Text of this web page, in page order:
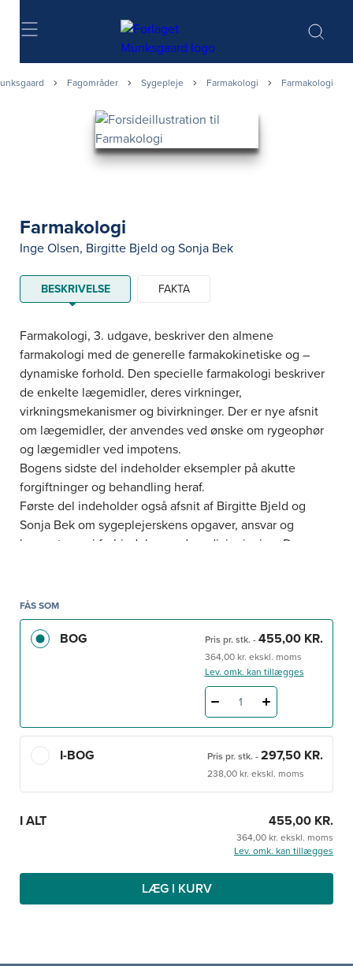
Søg
Fagområder Sygepleje Farmakologi Farmakologi
Farmakologi
Inge Olsen, Birgitte Bjeld og Sonja Bek
BESKRIVELSE FAKTA
Farmakologi, 3. udgave, beskriver den almene
farmakologi med de generelle farmakokinetiske og –
dynamiske forhold. Den specielle farmakologi beskriver
de enkelte lægemidler, deres virkninger,
virkningsmekanismer og bivirkninger. Der er nye afsnit
om lægemidler, der anvendes ved ønske om rygeophør
og lægemidler ved impotens.
Bogens sidste del indeholder eksempler på akutte
forgiftninger og behandling heraf.
Første del indeholder også afsnit af Birgitte Bjeld og
Sonja Bek om sygeplejerskens opgaver, ansvar og
kompetence i forbindelse med medicingivning. Der er
afsnit om Elektronisk Patientmedicinering (EPM),
fejlmedicinering, utilsigtede hændelser og den
tilhørende rapporteringspligt, den personlige
elektroniske medicinprofil (PEM) samt dosisdispensering.
Bogen henvender sig primært til sygeplejestuderende,
farmakonomelever, jordemoderstuderende og
radiografstuderende kan også få stort udbytte af den.
Desuden kan bogen anvendes som en nyttig opslagsbog
FÅS SOM
BOG Pris pr. stk. - 455,00 KR.
364,00 kr. ekskl. moms
Lev. omk. kan tillægges
1
I-BOG Pris pr. stk. - 297,50 KR.
238,00 kr. ekskl. moms
I ALT 455,00 KR.
364,00 kr. ekskl. moms
Lev. omk. kan tillægges
LÆG I KURV